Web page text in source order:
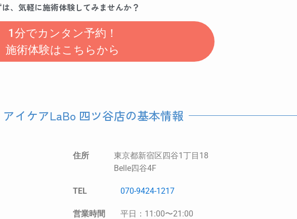
、気軽に施術体験してみませんか？
1分でカンタン予約！
施術体験はこちらから
イケアLaBo 四ツ谷店の基本情報
住所
東京都新宿区四谷1丁目18
Belle四谷4F
TEL 070-9424-1217
営業時間
平日：11:00〜21:00